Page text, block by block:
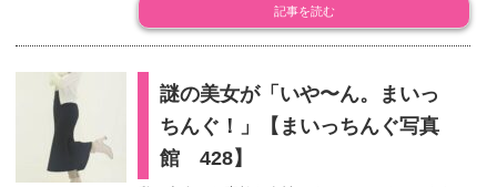
記事を読む
謎の美女が「いや〜ん。まいっ
ちんぐ！」【まいっちんぐ写真
館 428】